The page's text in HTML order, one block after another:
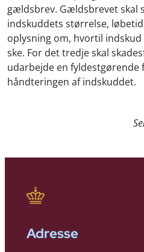
gældsbrev. Gældsbrevet skal
indskuddets størrelse,
oplysning om, hvortil
ske. For det tredje skal
udarbejde en
håndteringen af indskuddet.
Adresse